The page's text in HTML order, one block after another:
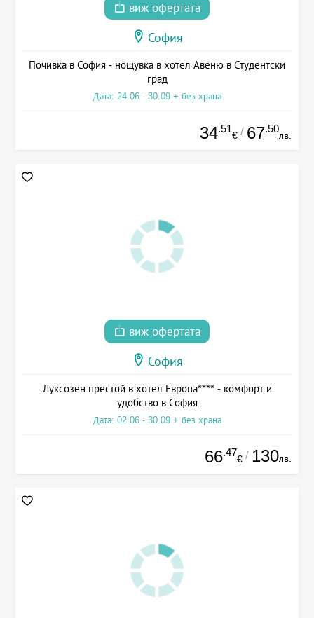
виж офертата
София
Почивка в София - нощувка в хотел Авеню в Студентски
град
Дата: 24.06 - 30.09 + без храна
34.51
€ / 67.50
лв.
виж офертата
София
Луксозен престой в хотел Европа**** - комфорт и
удобство в София
Дата: 02.06 - 30.09 + без храна
66.47
€ / 130лв.